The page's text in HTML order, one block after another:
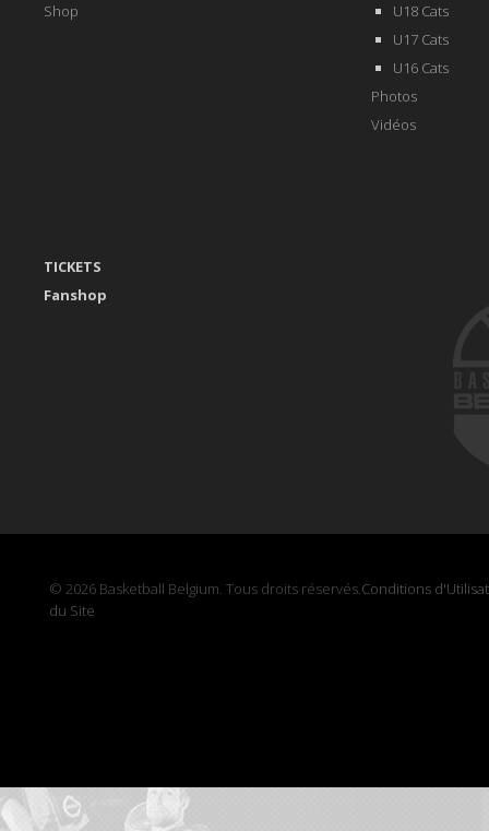
Shop
U18 Cats
U17 Cats
U16 Cats
Photos
Vidéos
TICKETS
Fanshop
© 2026 Basketball Belgium. Tous droits réservés.Conditions
du Site